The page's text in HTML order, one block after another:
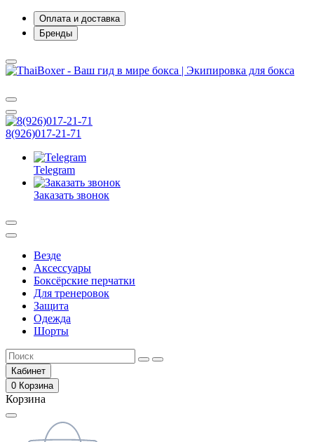
Оплата и доставка
Бренды
8(926)017-21-71
Telegram
Заказать звонок
Везде
Аксессуары
Боксёрские перчатки
Для тренеровок
Защита
Одежда
Шорты
Кабинет
0 Корзина
Корзина